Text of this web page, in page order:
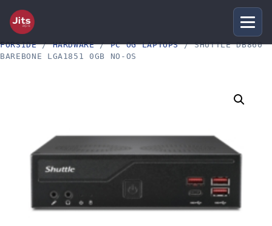
FORSIDE/HARDWARE/PC OG LAPTOPS/ SHUTTLE DB860
BAREBONE LGA1851 0GB NO-OS